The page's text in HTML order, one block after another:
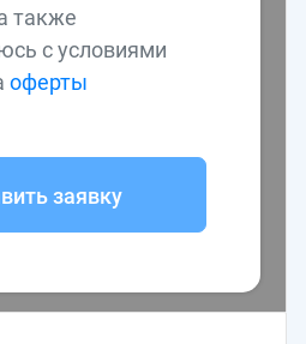
также
с условиями
оферты
заявку